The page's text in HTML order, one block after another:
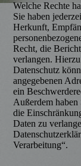
Welche Rechte
Sie haben
Herkunft,
Recht, die
verlangen.
Datenschutz
angegebenen
ein
Außerdem haben
die
Daten zu
Verarbeitung“.